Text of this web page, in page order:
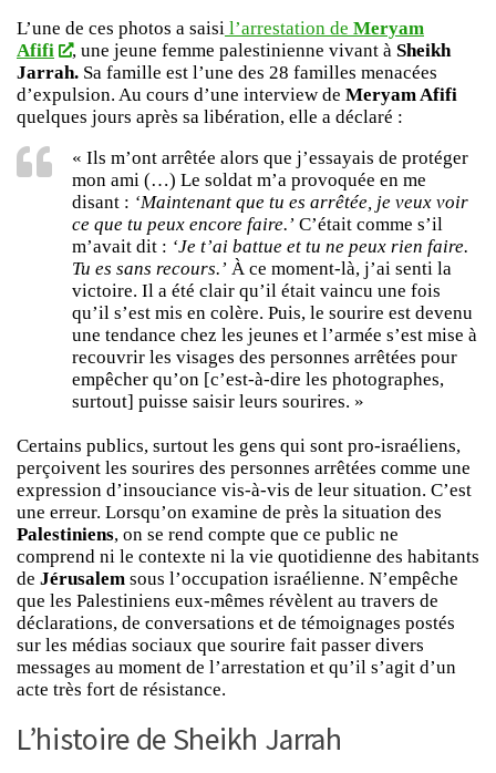
L’une de ces photos a saisi l’arrestation de Meryam
Afifi
, une jeune femme palestinienne vivant à Sheikh
Jarrah. Sa famille est l’une des 28 familles menacées
d’expulsion. Au cours d’une interview de Meryam Afifi
quelques jours après sa libération, elle a déclaré :
« Ils m’ont arrêtée alors que j’essayais de protéger
mon ami (…) Le soldat m’a provoquée en me
disant : ‘Maintenant que tu es arrêtée, je veux voir
ce que tu peux encore faire.’ C’était comme s’il
m’avait dit : ‘Je t’ai battue et tu ne peux rien faire.
Tu es sans recours.’ À ce moment-là, j’ai senti la
victoire. Il a été clair qu’il était vaincu une fois
qu’il s’est mis en colère. Puis, le sourire est devenu
une tendance chez les jeunes et l’armée s’est mise à
recouvrir les visages des personnes arrêtées pour
empêcher qu’on [c’est-à-dire les photographes,
surtout] puisse saisir leurs sourires. »
Certains publics, surtout les gens qui sont pro-israéliens,
perçoivent les sourires des personnes arrêtées comme une
expression d’insouciance vis-à-vis de leur situation. C’est
une erreur. Lorsqu’on examine de près la situation des
Palestiniens, on se rend compte que ce public ne
comprend ni le contexte ni la vie quotidienne des habitants
de Jérusalem sous l’occupation israélienne. N’empêche
que les Palestiniens eux-mêmes révèlent au travers de
déclarations, de conversations et de témoignages postés
sur les médias sociaux que sourire fait passer divers
messages au moment de l’arrestation et qu’il s’agit d’un
acte très fort de résistance.
L’histoire de Sheikh Jarrah